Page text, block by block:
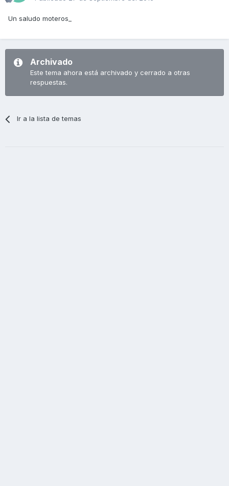
Un saludo moteros_
Archivado
Este tema ahora está archivado y cerrado a otras
respuestas.
Ir a la lista de temas